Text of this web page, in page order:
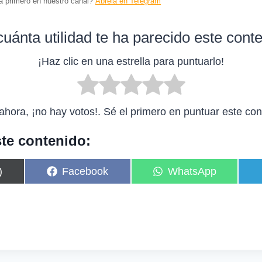
utilidad te ha parecido este
¡Haz clic en una estrella para puntuarlo!
¡no hay votos!. Sé el primero en puntuar este
contenido:
C
o
Facebook
C
o
WhatsApp